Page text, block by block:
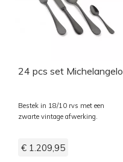
24 pcs set Michelangelo
Bestek in 18/10 rvs met een
zwarte vintage afwerking.
€ 1.209,95